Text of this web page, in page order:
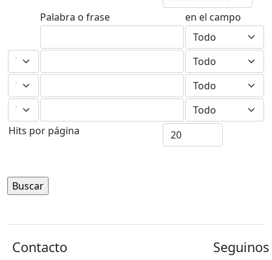
Palabra o frase
en el campo
Hits por página
Contacto